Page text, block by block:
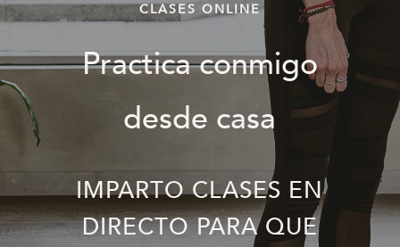
CLASES ONLINE
Practica conmigo
desde casa
IMPARTO CLASES EN
DIRECTO PARA QUE